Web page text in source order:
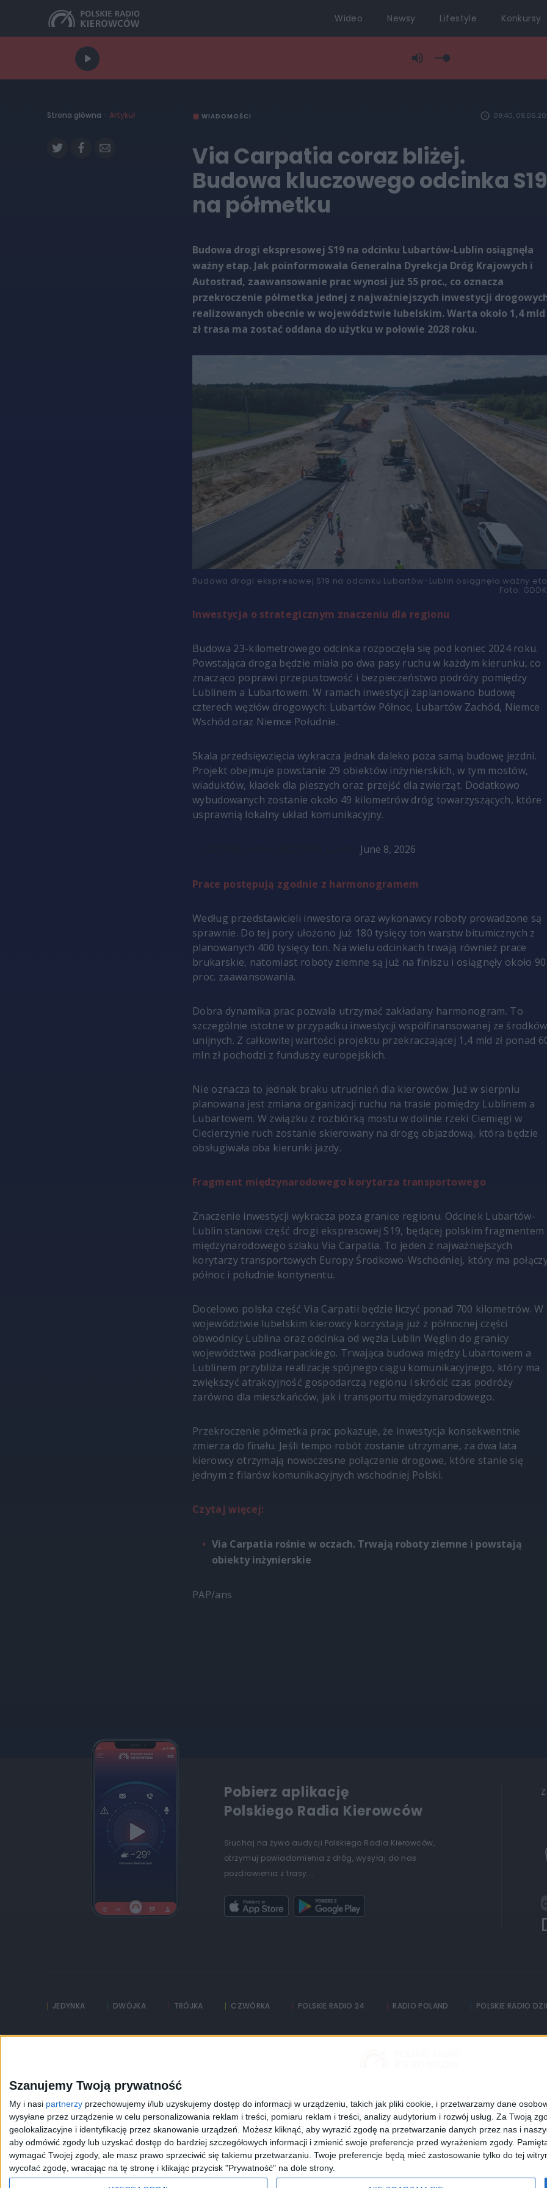
Szanujemy Twoją prywatność
My i nasi partnerzy przechowujemy i/lub uzyskujemy dostęp do informacji w urządzeniu, takich jak pliki cookie, i przetwarzamy dane
wysyłane przez urządzenie w celu personalizowania reklam i treści, pomiaru reklam i treści, analizy audytorium i rozwój usług. Za Twoją
geolokalizacyjne i identyfikację przez skanowanie urządzeń. Możesz kliknąć, aby wyrazić zgodę na przetwarzanie danych przez nas i
aby odmówić zgody lub uzyskać dostęp do bardziej szczegółowych informacji i zmienić swoje preferencje przed wyrażeniem zgody.
wymagać Twojej zgody, ale masz prawo sprzeciwić się takiemu przetwarzaniu. Twoje preferencje będą mieć zastosowanie tylko do tej
wycofać zgodę, wracając na tę stronę i klikając przycisk "Prywatność" na dole strony.
Wideo Newsy Lifestyle Konkursy
Strona główna Artykuł WIADOMOŚCI 09:40,
Via Carpatia coraz bliżej.
Budowa kluczowego odcinka S19
na półmetku
Budowa drogi ekspresowej S19 na odcinku Lubartów-Lublin osiągnęła
ważny etap. Jak poinformowała Generalna Dyrekcja Dróg Krajowych i
Autostrad, zaawansowanie prac wynosi już 55 proc., co oznacza
przekroczenie półmetka jednej z najważniejszych inwestycji
realizowanych obecnie w województwie lubelskim. Warta około 1,4 mld
zł trasa ma zostać oddana do użytku w połowie 2028 roku.
Budowa drogi ekspresowej S19 na odcinku Lubartów-Lublin osiągnęła ważny
Foto:
Inwestycja o strategicznym znaczeniu dla regionu
Budowa 23-kilometrowego odcinka rozpoczęła się pod koniec 2024 roku.
Powstająca droga będzie miała po dwa pasy ruchu w każdym kierunku, co
znacząco poprawi przepustowość i bezpieczeństwo podróży pomiędzy
Lublinem a Lubartowem. W ramach inwestycji zaplanowano budowę
czterech węzłów drogowych: Lubartów Północ, Lubartów Zachód, Niemce
Wschód oraz Niemce Południe.
Skala przedsięwzięcia wykracza jednak daleko poza samą budowę jezdni.
Projekt obejmuje powstanie 29 obiektów inżynierskich, w tym mostów,
wiaduktów, kładek dla pieszych oraz przejść dla zwierząt. Dodatkowo
wybudowanych zostanie około 49 kilometrów dróg towarzyszących, które
usprawnią lokalny układ komunikacyjny.
June 8, 2026
Prace postępują zgodnie z harmonogramem
Według przedstawicieli inwestora oraz wykonawcy roboty prowadzone są
sprawnie. Do tej pory ułożono już 180 tysięcy ton warstw bitumicznych z
planowanych 400 tysięcy ton. Na wielu odcinkach trwają również prace
brukarskie, natomiast roboty ziemne są już na finiszu i osiągnęły około 90
proc. zaawansowania.
Dobra dynamika prac pozwala utrzymać zakładany harmonogram. To
szczególnie istotne w przypadku inwestycji współfinansowanej ze środków
unijnych. Z całkowitej wartości projektu przekraczającej 1,4 mld zł ponad
mln zł pochodzi z funduszy europejskich.
Nie oznacza to jednak braku utrudnień dla kierowców. Już w sierpniu
planowana jest zmiana organizacji ruchu na trasie pomiędzy Lublinem a
Lubartowem. W związku z rozbiórką mostu w dolinie rzeki Ciemięgi w
Ciecierzynie ruch zostanie skierowany na drogę objazdową, która będzie
obsługiwała oba kierunki jazdy.
Fragment międzynarodowego korytarza transportowego
Znaczenie inwestycji wykracza poza granice regionu. Odcinek Lubartów-
Lublin stanowi część drogi ekspresowej S19, będącej polskim fragmentem
międzynarodowego szlaku Via Carpatia. To jeden z najważniejszych
korytarzy transportowych Europy Środkowo-Wschodniej, który ma
północ i południe kontynentu.
Docelowo polska część Via Carpatii będzie liczyć ponad 700 kilometrów. W
województwie lubelskim kierowcy korzystają już z północnej części
obwodnicy Lublina oraz odcinka od węzła Lublin Węglin do granicy
województwa podkarpackiego. Trwająca budowa między Lubartowem a
Lublinem przybliża realizację spójnego ciągu komunikacyjnego, który ma
zwiększyć atrakcyjność gospodarczą regionu i skrócić czas podróży
zarówno dla mieszkańców, jak i transportu międzynarodowego.
Przekroczenie półmetka prac pokazuje, że inwestycja konsekwentnie
zmierza do finału. Jeśli tempo robót zostanie utrzymane, za dwa lata
kierowcy otrzymają nowoczesne połączenie drogowe, które stanie się
jednym z filarów komunikacyjnych wschodniej Polski.
Czytaj więcej:
Via Carpatia rośnie w oczach. Trwają roboty ziemne i powstają
obiekty inżynierskie
PAP/ans
Pobierz aplikację
Polskiego Radia Kierowców
Słuchaj na żywo audycji Polskiego Radia Kierowców,
otrzymuj powiadomienia z dróg, wysyłaj do nas
pozdrowienia z trasy...
JEDYNKA DWÓJKA TRÓJKA CZWÓRKA POLSKIE RADIO 24 RADIO POLAND POLSKIE RADIO
Polityka prywatności
Dane osobowe
Polskie Radio S.A.